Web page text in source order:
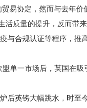
易协定，然而与去年价
质量的提升，反而带来
合规认证等程序，推
一市场后，英国在吸
英镑大幅跳水，时至